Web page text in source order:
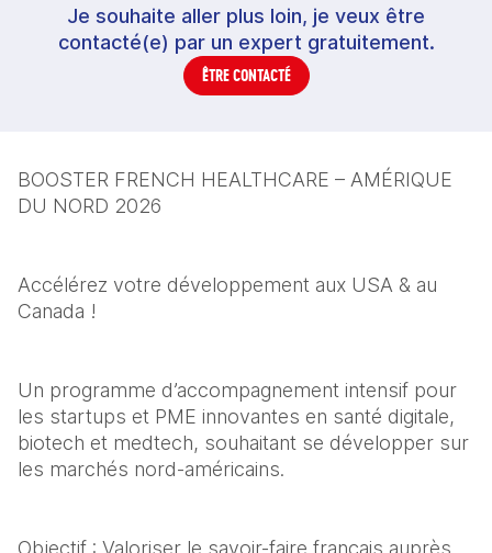
Je souhaite aller plus loin, je veux être
contacté(e) par un expert gratuitement.
ÊTRE CONTACTÉ
BOOSTER FRENCH HEALTHCARE – AMÉRIQUE
DU NORD 2026
Accélérez votre développement aux USA & au
Canada !
Un programme d’accompagnement intensif pour
les startups et PME innovantes en santé digitale,
biotech et medtech, souhaitant se développer sur
les marchés nord-américains.
Objectif : Valoriser le savoir-faire français auprès